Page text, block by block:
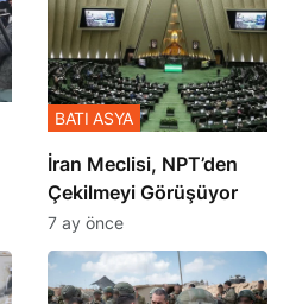
İran Meclisi, NPT’den
Çekilmeyi Görüşüyor
BATI ASYA
7 ay önce